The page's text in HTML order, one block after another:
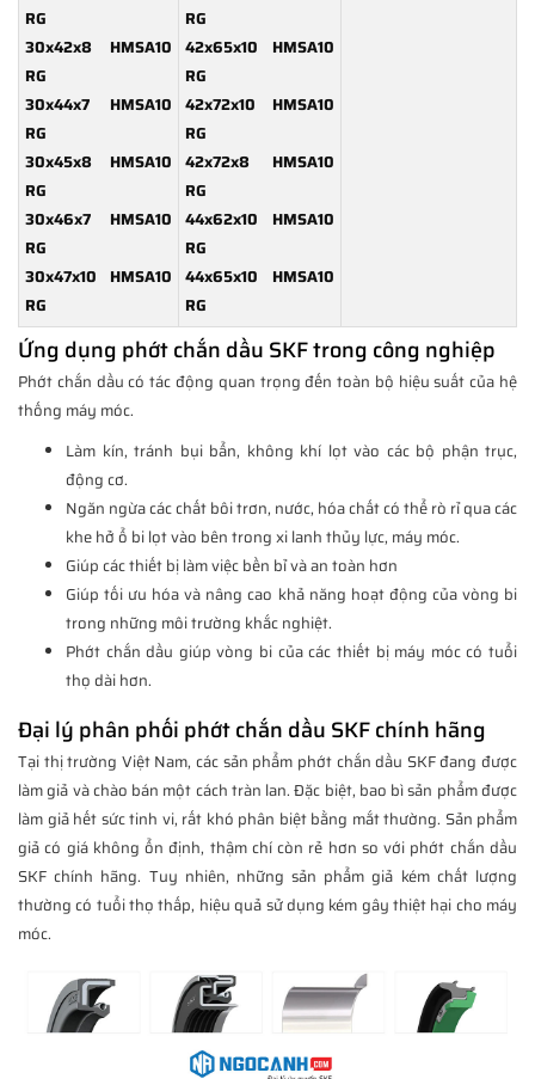
RG
30x42x8 HMSA10
RG
30x44x7 HMSA10
RG
30x45x8 HMSA10
RG
30x46x7 HMSA10
RG
30x47x10 HMSA10
RG
RG
42x65x10 HMSA10
RG
42x72x10 HMSA10
RG
42x72x8 HMSA10
RG
44x62x10 HMSA10
RG
44x65x10 HMSA10
RG
Ứng dụng phớt chắn dầu SKF trong công nghiệp
Phớt chắn dầu có tác động quan trọng đến toàn bộ hiệu suất của hệ
thống máy móc.
Làm kín, tránh bụi bẩn, không khí lọt vào các bộ phận trục,
động cơ.
Ngăn ngừa các chất bôi trơn, nước, hóa chất có thể rò rỉ qua các
khe hở ổ bi lọt vào bên trong xi lanh thủy lực, máy móc.
Giúp các thiết bị làm việc bền bỉ và an toàn hơn
Giúp tối ưu hóa và nâng cao khả năng hoạt động của vòng bi
trong những môi trường khắc nghiệt.
Phớt chắn dầu giúp vòng bi của các thiết bị máy móc có tuổi
thọ dài hơn.
Đại lý phân phối phớt chắn dầu SKF chính hãng
Tại thị trường Việt Nam, các sản phẩm phớt chắn dầu SKF đang được
làm giả và chào bán một cách tràn lan. Đặc biệt, bao bì sản phẩm được
làm giả hết sức tinh vi, rất khó phân biệt bằng mắt thường. Sản phẩm
giả có giá không ổn định, thậm chí còn rẻ hơn so với phớt chắn dầu
SKF chính hãng. Tuy nhiên, những sản phẩm giả kém chất lượng
thường có tuổi thọ thấp, hiệu quả sử dụng kém gây thiệt hại cho máy
móc.